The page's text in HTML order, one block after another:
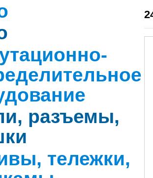
разъемы,
тележки,